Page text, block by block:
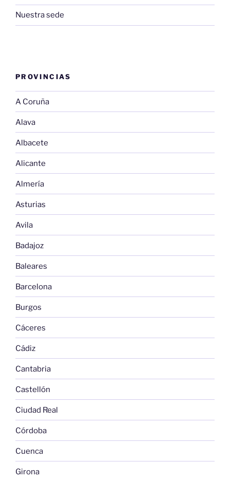
Nuestra sede
PROVINCIAS
A Coruña
Alava
Albacete
Alicante
Almería
Asturias
Avila
Badajoz
Baleares
Barcelona
Burgos
Cáceres
Cádiz
Cantabria
Castellón
Ciudad Real
Córdoba
Cuenca
Girona